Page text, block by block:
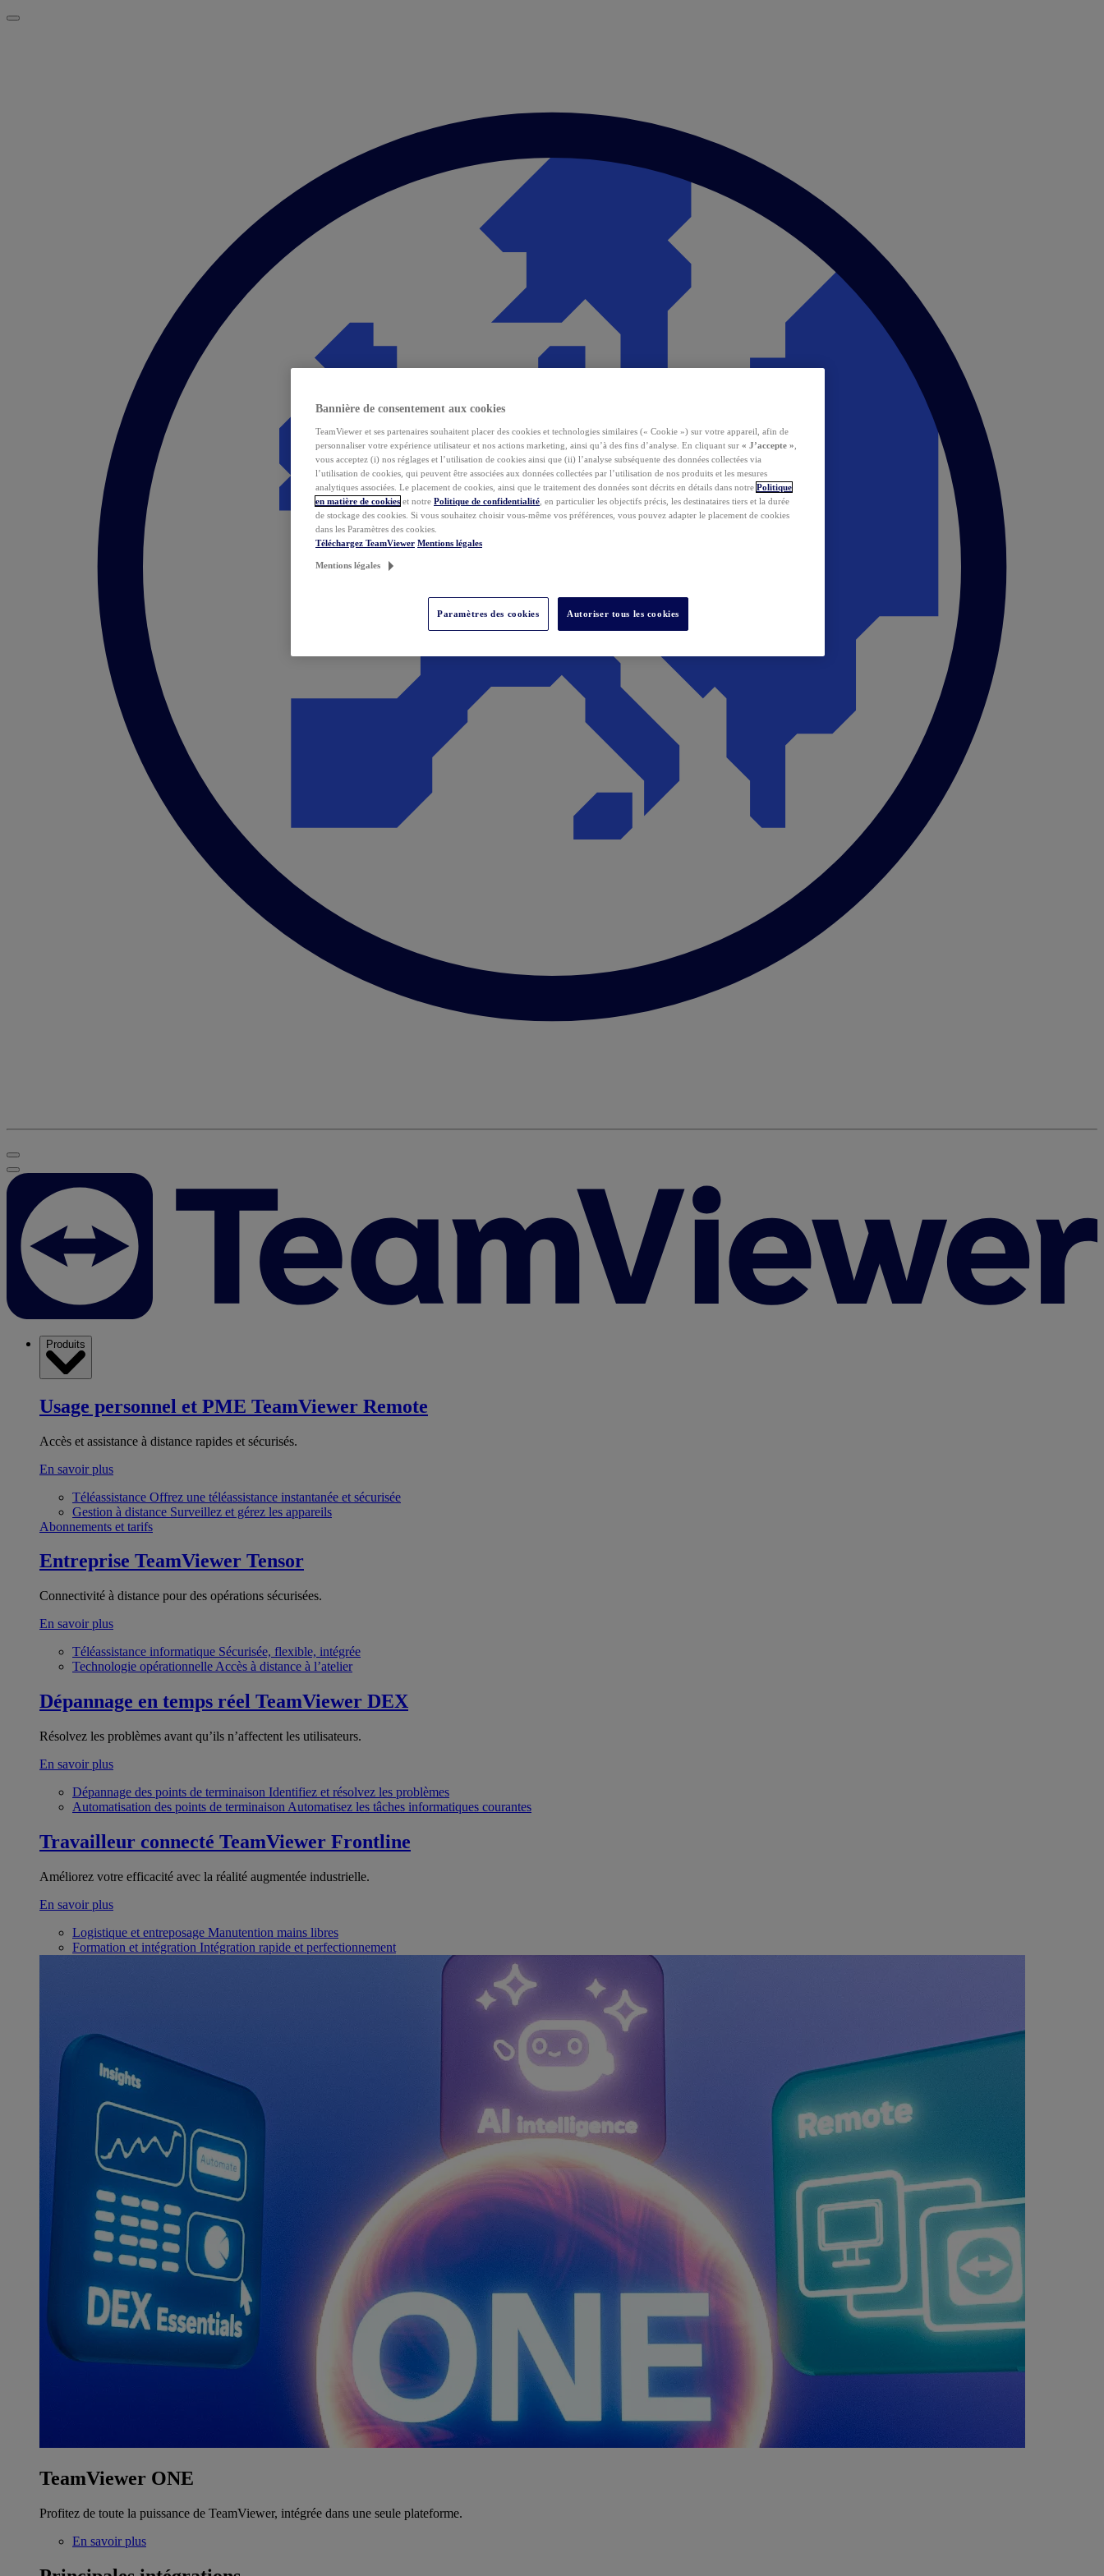
Produits
Usage personnel et PME TeamViewer Remote
Accès et assistance à distance rapides et sécurisés.
En savoir plus
Téléassistance Offrez une téléassistance instantanée et sécurisée
Gestion à distance Surveillez et gérez les appareils
Abonnements et tarifs
Entreprise TeamViewer Tensor
Connectivité à distance pour des opérations sécurisées.
En savoir plus
Téléassistance informatique Sécurisée, flexible, intégrée
Technologie opérationnelle Accès à distance à l’atelier
Dépannage en temps réel TeamViewer DEX
Résolvez les problèmes avant qu’ils n’affectent les utilisateurs.
En savoir plus
Dépannage des points de terminaison Identifiez et résolvez les problèmes
Automatisation des points de terminaison Automatisez les tâches informatiques courantes
Travailleur connecté TeamViewer Frontline
Améliorez votre efficacité avec la réalité augmentée industrielle.
En savoir plus
Logistique et entreposage Manutention mains libres
Formation et intégration Intégration rapide et perfectionnement
TeamViewer ONE
Profitez de toute la puissance de TeamViewer, intégrée dans une seule plateforme.
En savoir plus
Bannière de consentement aux cookies
TeamViewer et ses partenaires souhaitent placer des cookies et technologies similaires (« Cookie ») sur votre appareil, afin de
personnaliser votre expérience utilisateur et nos actions marketing, ainsi qu’à des fins d’analyse. En cliquant sur « J’accepte »
vous acceptez (i) nos réglages et l’utilisation de cookies ainsi que (ii) l’analyse subséquente des données collectées via
l’utilisation de cookies, qui peuvent être associées aux données collectées par l’utilisation de nos produits et les mesures
analytiques associées. Le placement de cookies, ainsi que le traitement des données sont décrits en détails dans notre Politique
en matière de cookies et notre Politique de confidentialité , en particulier les objectifs précis, les destinataires tiers et la durée
de stockage des cookies. Si vous souhaitez choisir vous-même vos préférences, vous pouvez adapter le placement de cookies
dans les Paramètres des cookies.
Téléchargez TeamViewer Mentions légales
Mentions légales
Paramètres des cookies Autoriser tous les cookies